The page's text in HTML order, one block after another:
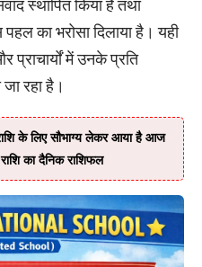
स्थापित किया है तथा
का भरोसा दिलाया है। यही
प्राचार्यों में उनके प्रति
रहा है।
के लिए सौभाग्य लेकर आया है आज
का दैनिक राशिफल